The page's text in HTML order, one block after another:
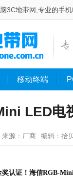
3C地带网,专业的手机
移动终端
LED电
来源：厂商 编辑：拾
奖认证！海信RGB-